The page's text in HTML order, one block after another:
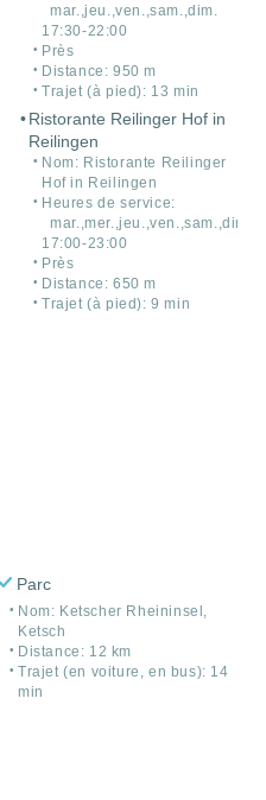
mar.,jeu.,ven.,sam.,dim.
17:30-22:00
Près
Distance: 950 m
Trajet (à pied): 13 min
Ristorante Reilinger Hof in
Reilingen
Nom: Ristorante Reilinger
Hof in Reilingen
Heures de service:
mar.,mer.,jeu.,ven.,sam.,dim.
17:00-23:00
Près
Distance: 650 m
Trajet (à pied): 9 min
Parc
Nom: Ketscher Rheininsel,
Ketsch
Distance: 12 km
Trajet (en voiture, en bus): 14
min